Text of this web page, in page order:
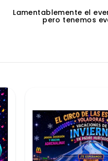
Lamentablemente el
pero tenemos